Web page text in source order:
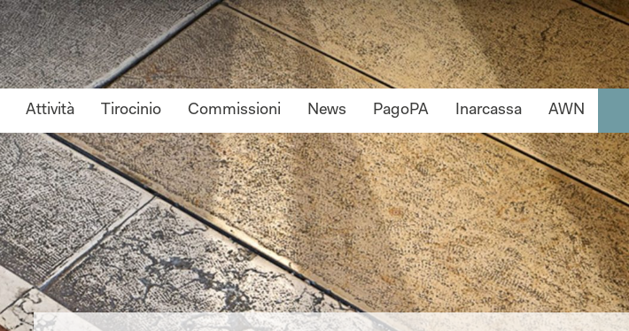
Attività Tirocinio Commissioni News PagoPA Inarcassa AWN